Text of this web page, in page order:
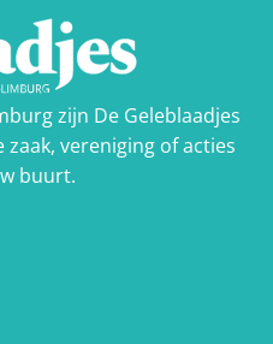
zijn De Geleblaadjes
vereniging of acties
buurt.